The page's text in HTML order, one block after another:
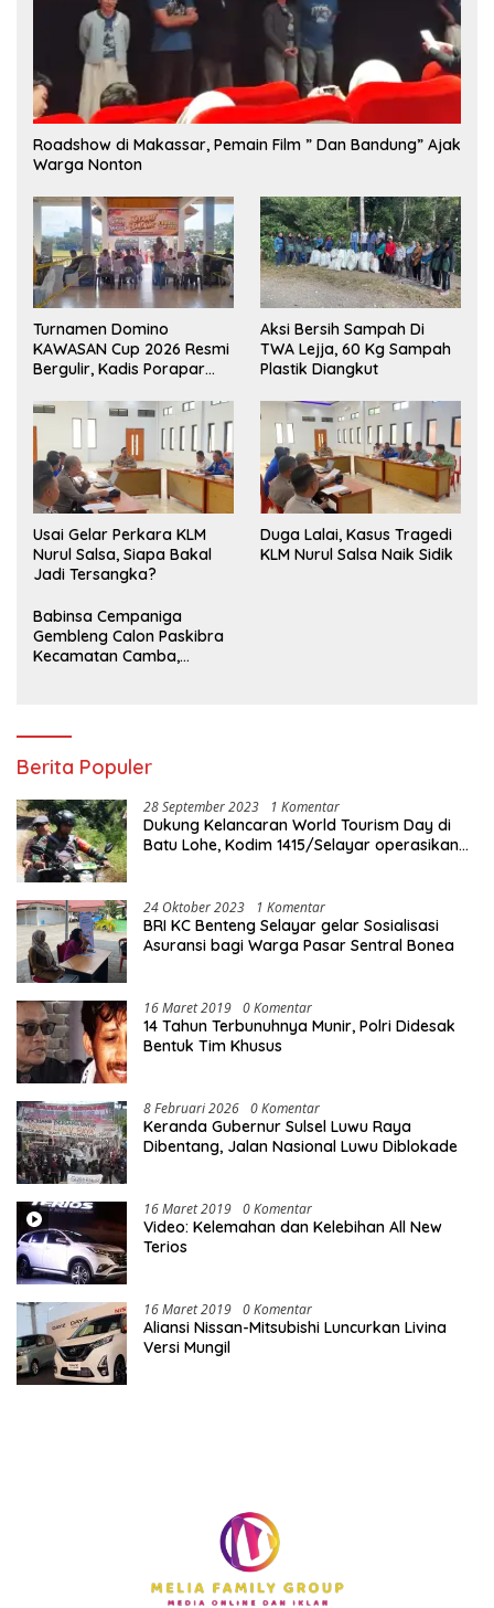
Roadshow di Makassar, Pemain Film ” Dan Bandung” Ajak
Warga Nonton
Turnamen Domino
KAWASAN Cup 2026 Resmi
Bergulir, Kadis Porapar
Sportivitas dan Silaturahmi
Aksi Bersih Sampah Di
TWA Lejja, 60 Kg Sampah
Plastik Diangkut
‎Usai Gelar Perkara KLM
Nurul Salsa, Siapa Bakal
Jadi Tersangka?
Duga Lalai, Kasus Tragedi
KLM Nurul Salsa Naik Sidik
Babinsa Cempaniga
Gembleng Calon Paskibra
Kecamatan Camba,
Berita Populer
28 September 2023 1 Komentar
Dukung Kelancaran World Tourism Day di
Batu Lohe, Kodim 1415/Selayar operasikan
24 Oktober 2023 1 Komentar
BRI KC Benteng Selayar gelar Sosialisasi
Asuransi bagi Warga Pasar Sentral Bonea
16 Maret 2019 0 Komentar
14 Tahun Terbunuhnya Munir, Polri Didesak
Bentuk Tim Khusus
8 Februari 2026 0 Komentar
Keranda Gubernur Sulsel Luwu Raya
Dibentang, Jalan Nasional Luwu Diblokade
16 Maret 2019 0 Komentar
Video: Kelemahan dan Kelebihan All New
Terios
16 Maret 2019 0 Komentar
Aliansi Nissan-Mitsubishi Luncurkan Livina
Versi Mungil